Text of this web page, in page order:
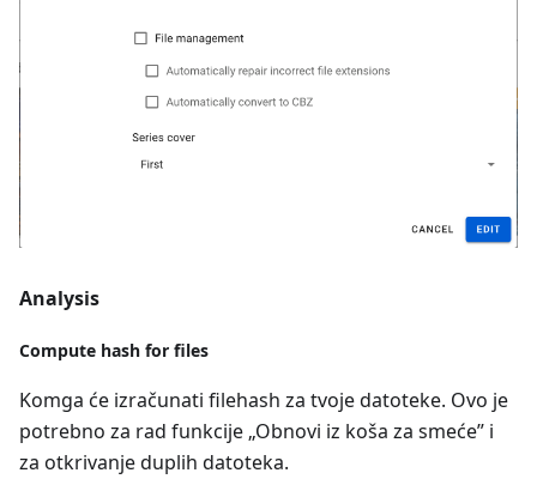
Analysis
Compute hash for files
Komga će izračunati filehash za tvoje datoteke. Ovo je
potrebno za rad funkcije „Obnovi iz koša za smeće” i
za otkrivanje duplih datoteka.